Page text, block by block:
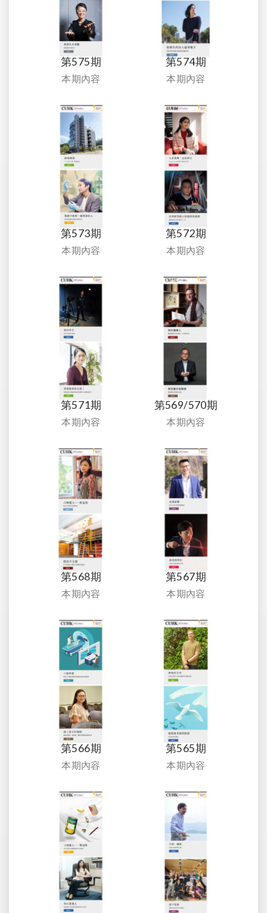
第575期
本期內容
第574期
本期內容
第573期
本期內容
第572期
本期內容
第571期
本期內容
第569/570期
本期內容
第568期
本期內容
第567期
本期內容
第566期
本期內容
第565期
本期內容